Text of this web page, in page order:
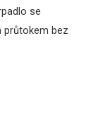
se
průtokem bez